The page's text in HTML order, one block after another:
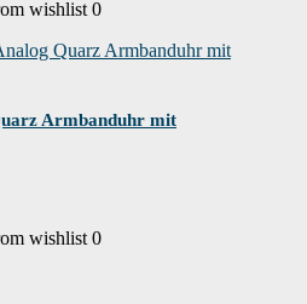
wishlist 0
Armbanduhr mit
wishlist 0